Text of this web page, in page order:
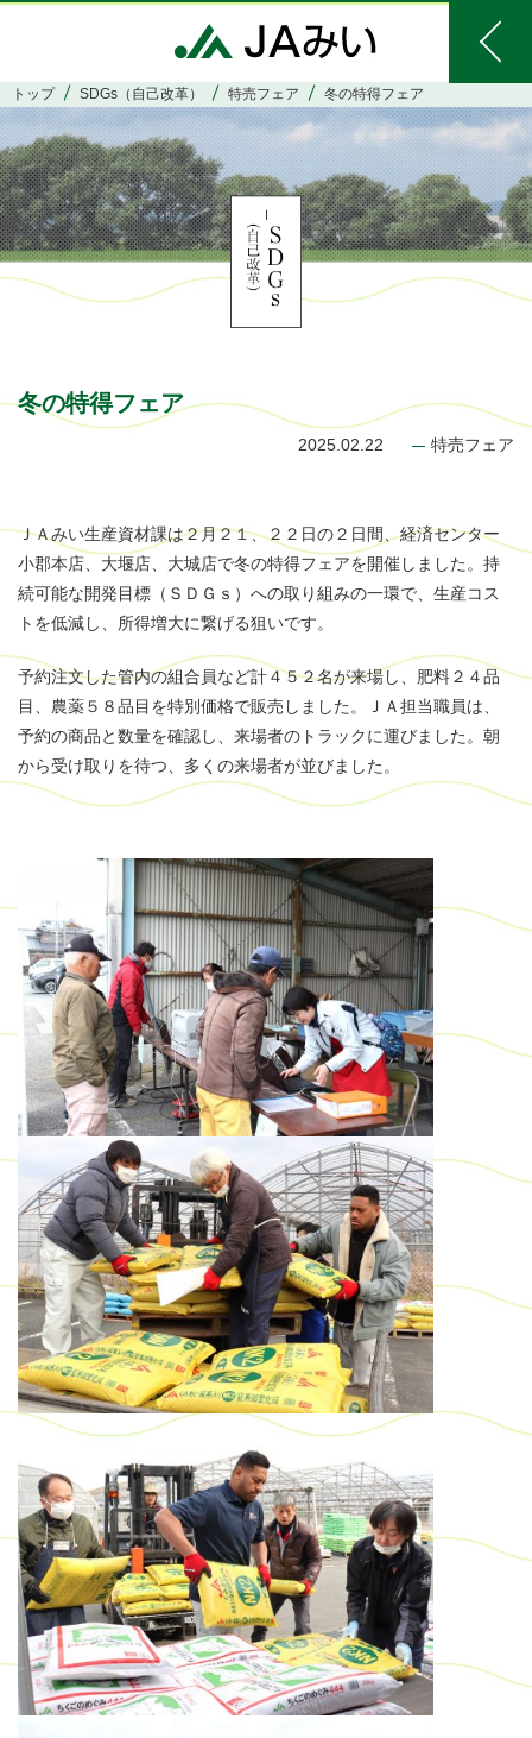
トップ SDGs（自己改革） 特売フェア 冬の特得フェア
冬の特得フェア
2025.02.22 特売フェア
ＪＡみい生産資材課は２月２１、２２日の２日間、経済センター
小郡本店、大堰店、大城店で冬の特得フェアを開催しました。持
続可能な開発目標（ＳＤＧｓ）への取り組みの一環で、生産コス
トを低減し、所得増大に繋げる狙いです。
予約注文した管内の組合員など計４５２名が来場し、肥料２４品
目、農薬５８品目を特別価格で販売しました。ＪＡ担当職員は、
予約の商品と数量を確認し、来場者のトラックに運びました。朝
から受け取りを待つ、多くの来場者が並びました。